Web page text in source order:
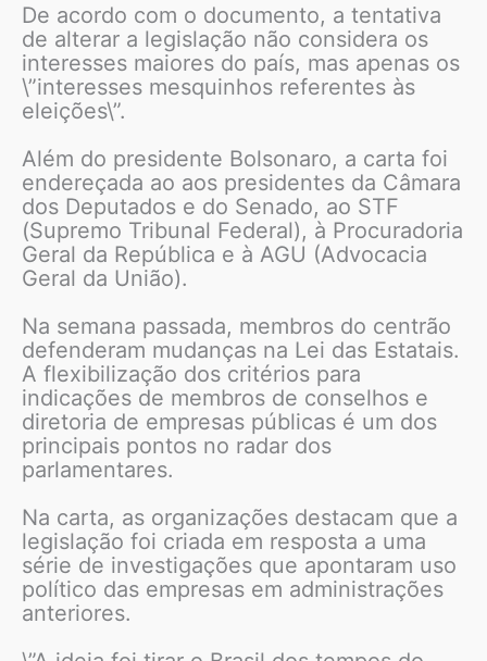
De acordo com o documento, a tentativa
de alterar a legislação não considera os
interesses maiores do país, mas apenas os
\”interesses mesquinhos referentes às
eleições\”.
Além do presidente Bolsonaro, a carta foi
endereçada ao aos presidentes da Câmara
dos Deputados e do Senado, ao STF
(Supremo Tribunal Federal), à Procuradoria
Geral da República e à AGU (Advocacia
Geral da União).
Na semana passada, membros do centrão
defenderam mudanças na Lei das Estatais.
A flexibilização dos critérios para
indicações de membros de conselhos e
diretoria de empresas públicas é um dos
principais pontos no radar dos
parlamentares.
Na carta, as organizações destacam que a
legislação foi criada em resposta a uma
série de investigações que apontaram uso
político das empresas em administrações
anteriores.